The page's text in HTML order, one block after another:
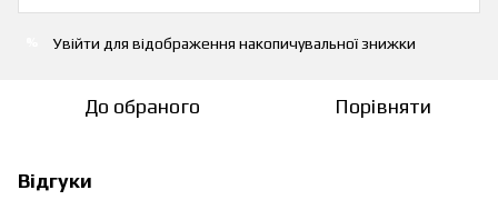
Увійти для відображення накопичувальної знижки
До обраного Порівняти
Відгуки